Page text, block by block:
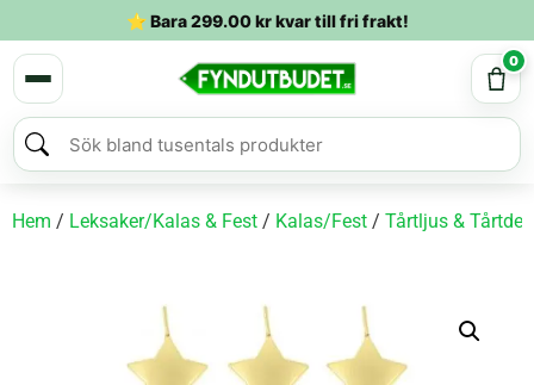
⭐ Bara299.00krkvar till fri frakt!
0
Hem / Leksaker/Kalas & Fest / Kalas/Fest / Tårtljus &